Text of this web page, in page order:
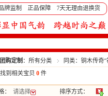
牌监制 正品保障 7天无理由退换货
团购定制 ：所有分类
同类：铜木传奇
找到相关宝贝 0 件
： 请选择 排序方式：